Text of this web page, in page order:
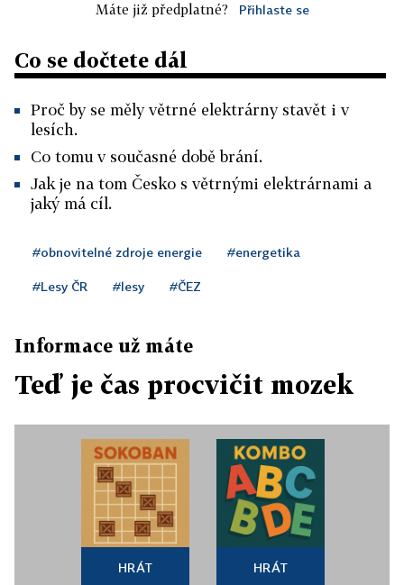
Máte již předplatné? Přihlaste se
Co se dočtete dál
Proč by se měly větrné elektrárny stavět i v
lesích.
Co tomu v současné době brání.
Jak je na tom Česko s větrnými elektrárnami a
jaký má cíl.
#obnovitelné zdroje energie #energetika
#Lesy ČR #lesy #ČEZ
Informace už máte
Teď je čas procvičit mozek
HRÁT HRÁT